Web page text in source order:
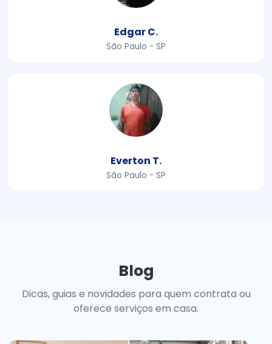
Edgar C.
São Paulo - SP
Everton T.
São Paulo - SP
Blog
Dicas, guias e novidades para quem contrata ou
oferece serviços em casa.